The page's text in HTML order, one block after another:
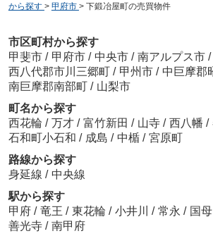
から探す > 甲府市 > 下鍛冶屋町の売買物件
市区町村から探す
甲斐市 / 甲府市 / 中央市 / 南アルプス市 /
西八代郡市川三郷町 / 甲州市 / 中巨摩郡
南巨摩郡南部町 / 山梨市
町名から探す
西花輪 / 万才 / 富竹新田 / 山寺 / 西八幡 /
石和町小石和 / 成島 / 中楯 / 宮原町
路線から探す
身延線 / 中央線
駅から探す
甲府 / 竜王 / 東花輪 / 小井川 / 常永 / 国母
善光寺 / 南甲府